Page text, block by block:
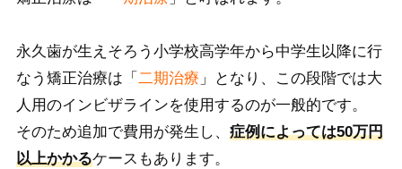
永久歯が生えそろう小学校高学年から中学生以降に行
なう矯正治療は「 二期治療 」とな り、この段階では大
人用のインビザラインを使用するのが一般的です。
そのため追加で費用が発生し、 症例によっては50万円
以上かかるケースもあります。